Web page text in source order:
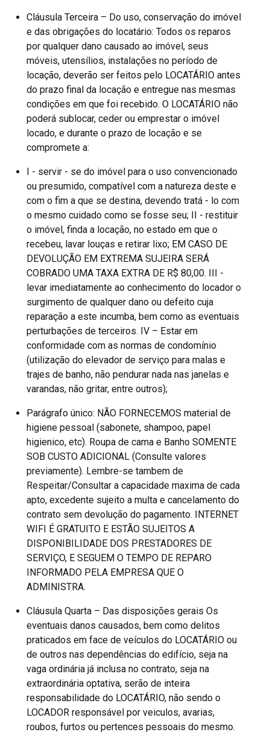
Cláusula Terceira – Do uso, conservação do imóvel
e das obrigações do locatário: Todos os reparos
por qualquer dano causado ao imóvel, seus
móveis, utensílios, instalações no período de
locação, deverão ser feitos pelo LOCATÁRIO antes
do prazo final da locação e entregue nas mesmas
condições em que foi recebido. O LOCATÁRIO não
poderá sublocar, ceder ou emprestar o imóvel
locado, e durante o prazo de locação e se
compromete a:
I - servir - se do imóvel para o uso convencionado
ou presumido, compatível com a natureza deste e
com o fim a que se destina, devendo tratá - lo com
o mesmo cuidado como se fosse seu; II - restituir
o imóvel, finda a locação, no estado em que o
recebeu, lavar louças e retirar lixo; EM CASO DE
DEVOLUÇÃO EM EXTREMA SUJEIRA SERÁ
COBRADO UMA TAXA EXTRA DE R$ 80,00. III -
levar imediatamente ao conhecimento do locador o
surgimento de qualquer dano ou defeito cuja
reparação a este incumba, bem como as eventuais
perturbações de terceiros. IV – Estar em
conformidade com as normas de condomínio
(utilização do elevador de serviço para malas e
trajes de banho, não pendurar nada nas janelas e
varandas, não gritar, entre outros);
Parágrafo único: NÃO FORNECEMOS material de
higiene pessoal (sabonete, shampoo, papel
higienico, etc). Roupa de cama e Banho SOMENTE
SOB CUSTO ADICIONAL (Consulte valores
previamente). Lembre-se tambem de
Respeitar/Consultar a capacidade maxima de cada
apto, excedente sujeito a multa e cancelamento do
contrato sem devolução do pagamento. INTERNET
WIFI É GRATUITO E ESTÃO SUJEITOS A
DISPONIBILIDADE DOS PRESTADORES DE
SERVIÇO, E SEGUEM O TEMPO DE REPARO
INFORMADO PELA EMPRESA QUE O
ADMINISTRA.
Cláusula Quarta – Das disposições gerais Os
eventuais danos causados, bem como delitos
praticados em face de veículos do LOCATÁRIO ou
de outros nas dependências do edifício, seja na
vaga ordinária já inclusa no contrato, seja na
extraordinária optativa, serão de inteira
responsabilidade do LOCATÁRIO, não sendo o
LOCADOR responsável por veiculos, avarias,
roubos, furtos ou pertences pessoais do mesmo.